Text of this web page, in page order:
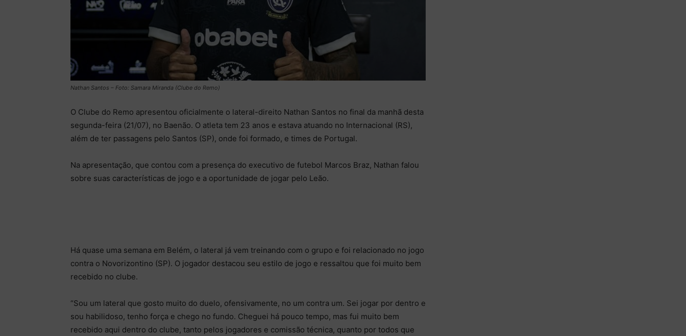
Nathan Santos – Foto: Samara Miranda (Clube do Remo)
O Clube do Remo apresentou oficialmente o lateral-direito Nathan Santos no final da manhã desta
segunda-feira (21/07), no Baenão. O atleta tem 23 anos e estava atuando no Internacional (RS),
além de ter passagens pelo Santos (SP), onde foi formado, e times de Portugal.
Na apresentação, que contou com a presença do executivo de futebol Marcos Braz, Nathan falou
sobre suas características de jogo e a oportunidade de jogar pelo Leão.
Há quase uma semana em Belém, o lateral já vem treinando com o grupo e foi relacionado no jogo
contra o Novorizontino (SP). O jogador destacou seu estilo de jogo e ressaltou que foi muito bem
recebido no clube.
“Sou um lateral que gosto muito do duelo, ofensivamente, no um contra um. Sei jogar por dentro e
sou habilidoso, tenho força e chego no fundo. Cheguei há pouco tempo, mas fui muito bem
recebido aqui dentro do clube, tanto pelos jogadores e comissão técnica, quanto por todos que